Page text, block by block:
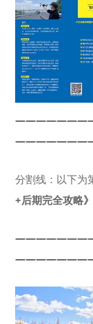
分割线：以下为
+后期完全攻略》